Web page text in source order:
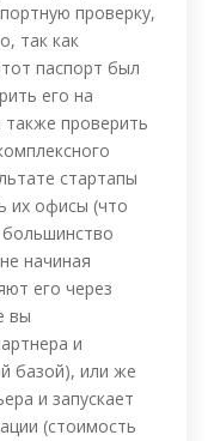
проверку,
так как
паспорт был
его на
также проверить
стартапы
их офисы (что
начиная
его через
вы
и
базой), или же
и запускает
(стоимость